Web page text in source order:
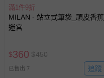
滿1件9折
MILAN - 站立式筆袋_頑皮香蕉
迷宮
$360 $450
已售出 7 追蹤